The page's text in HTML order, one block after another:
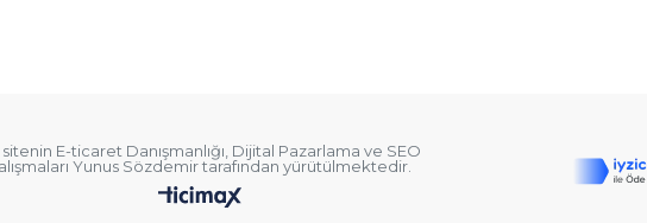
sitenin E-ticaret Danışmanlığı Dijital Pazarlama ve SEO
Yunus Sözdemirtarafından yürütülmektedir.